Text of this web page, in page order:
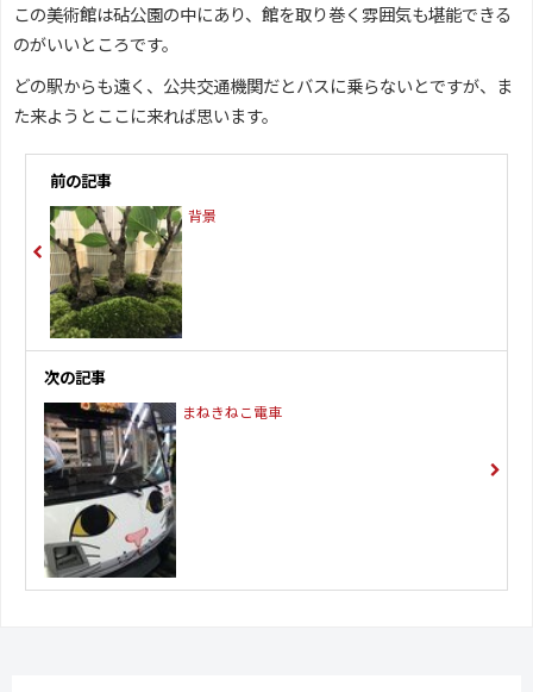
この美術館は砧公園の中にあり、館を取り巻く雰囲気も堪能できる
のがいいところです。
どの駅からも遠く、公共交通機関だとバスに乗らないとですが、ま
た来ようとここに来れば思います。
前の記事
背景
次の記事
まねきねこ電車